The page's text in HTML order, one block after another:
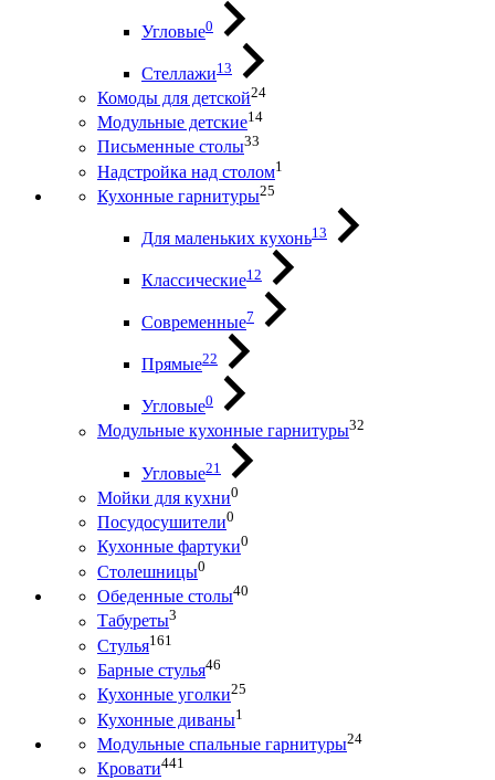
Угловые0
Стеллажи13
Комоды для детской24
Модульные детские14
Письменные столы33
Надстройка над столом1
Кухонные гарнитуры25
Для маленьких кухонь13
Классические12
Современные7
Прямые22
Угловые0
Модульные кухонные гарнитуры32
Угловые21
Мойки для кухни0
Посудосушители0
Кухонные фартуки0
Столешницы0
Обеденные столы40
Табуреты3
Стулья161
Барные стулья46
Кухонные уголки25
Кухонные диваны1
Модульные спальные гарнитуры24
Кровати441